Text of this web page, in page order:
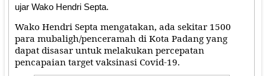
ujar Wako Hendri Septa.
Wako Hendri Septa mengatakan, ada sekitar 1500
para mubaligh/penceramah di Kota Padang yang
dapat disasar untuk melakukan percepatan
pencapaian target vaksinasi Covid-19.